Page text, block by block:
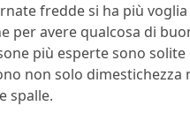
fredde si ha più
per avere qualcosa di
più esperte sono
non solo
spalle.